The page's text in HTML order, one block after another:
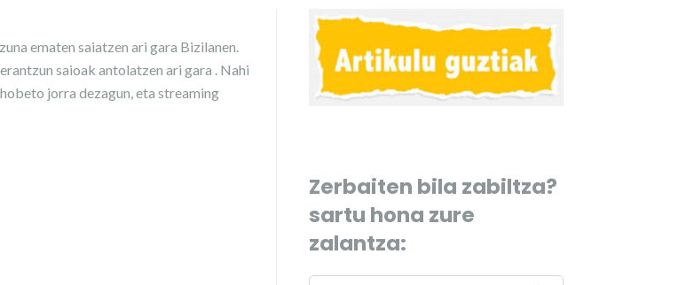
ematen saiatzen ari gara Bizilanen.
saioak antolatzen ari gara . Nahi
jorra dezagun, eta streaming
Zerbaiten bila zabiltza?
sartu hona zure
zalantza: